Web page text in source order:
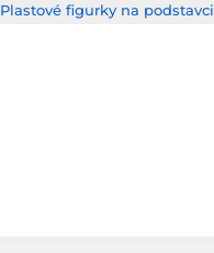
Plastové figurky na podstavci